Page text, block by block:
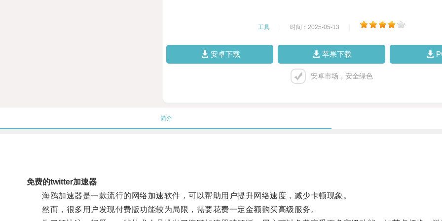
工具 时间：2025-05-13
安卓下载 苹果下载
安卓市场，安全绿色
简介
免费的twitter加速器
海鸥加速器是一款流行的网络加速软件，可以帮助用户提升网络速度，减少卡顿现象。
然而，很多用户发现付费版功能较为局限，需要花费一定金额购买高级服务。